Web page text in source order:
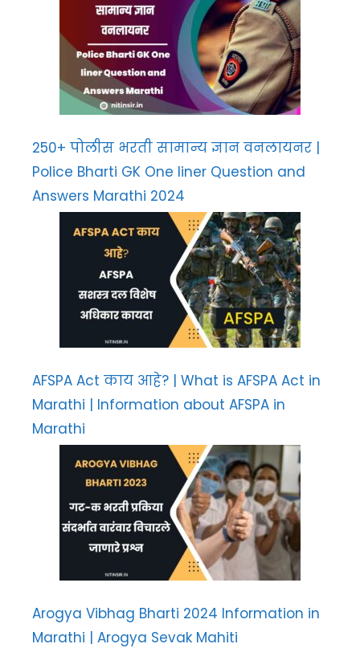
250+ पोलीस भरती सामान्य ज्ञान वनलायनर |
Police Bharti GK One liner Question and
Answers Marathi 2024
AFSPA Act काय आहे? | What is AFSPA Act in
Marathi | Information about AFSPA in
Marathi
Arogya Vibhag Bharti 2024 Information in
Marathi | Arogya Sevak Mahiti